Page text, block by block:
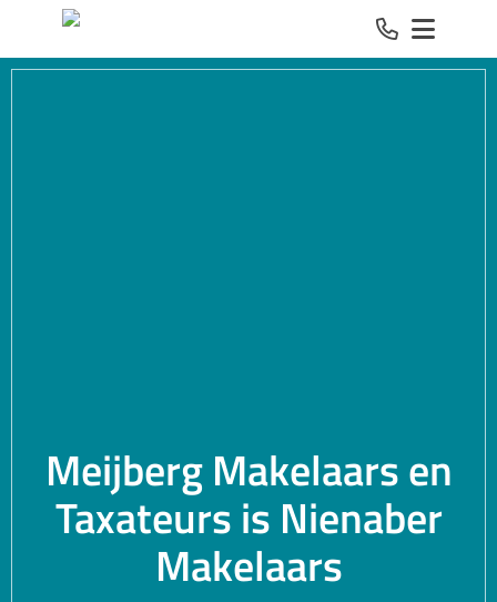
Spring naar inhoud
Meijberg Makelaars en
Taxateurs is Nienaber
Makelaars